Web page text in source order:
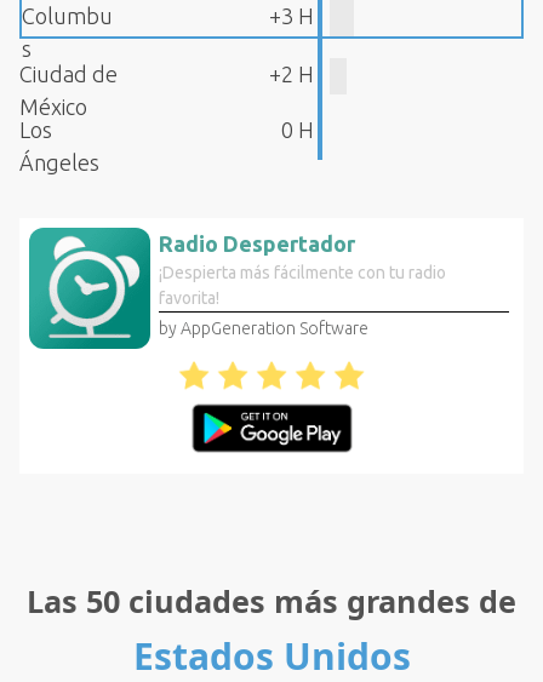
Columbu
s
+3 H
Ciudad de
México
+2 H
Los
Ángeles
0 H
Radio Despertador
¡Despierta más fácilmente con tu radio
favorita!
by AppGeneration Software
Las 50 ciudades más grandes de
Estados Unidos